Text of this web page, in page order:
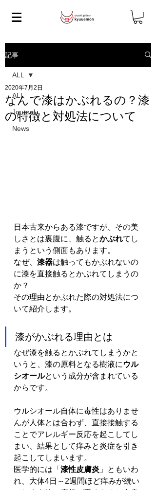
記事
ALL
Journal
News
ALL
なんで漆はかぶれるの？漆
の特徴と対処法について
2020年7月2日
日本古来からある漆ですが、その美
しさとは裏腹に、触るとかぶれてし
まうという側面もあります。
なぜ、 漆器は触ってもかぶれないの
に漆を直接触るとかぶれてしまうの
か？
その理由とかぶれた際の対処法につ
いて紹介します。
漆がかぶれる理由とは
なぜ漆を触るとかぶれてしまうかと
いうと、漆の原料となる樹液に ウル
シオールという成分が含まれている
からです。
ウルシオール自体に毒性はありませ
んが人体とは合わず、直接接触する
ことでアレルギー反応を起こしてし
まい、結果として痒みと炎症を引き
起こしてしまいます。
医学的には「 漆性皮膚炎 」ともいわ
れ、大体4日～2週間ほど痒みが続い